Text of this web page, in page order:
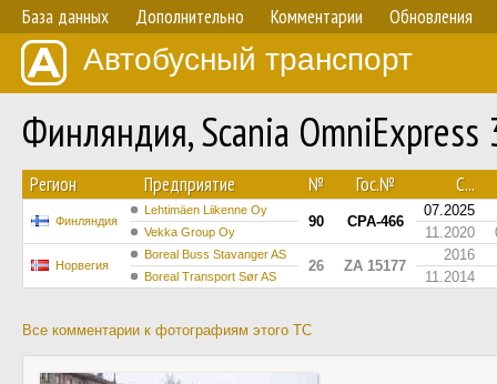
База данных Дополнительно Комментарии Обновления
Автобусный транспорт
Финляндия, Scania
Регион Предприятие № Гос.№ С...
Финляндия
Lehtimäen Liikenne Oy
90 CPA-466
07.2025
Vekka Group Oy 11.2020
Норвегия
Boreal Buss Stavanger AS
26 ZA 15177
2016
Boreal Transport Sør AS 11.2014
Все комментарии к фотографиям этого ТС